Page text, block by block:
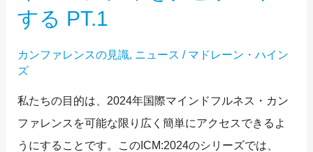
する PT.1
カンファレンスの見識, ニュース / マドレーン・ハイン
ズ
私たちの目的は、2024年国際マインドフルネス・カン
ファレンスを可能な限り広く簡単にアクセスできるよ
うにすることです。このICM:2024のシリーズでは、
イ
ー
シ
テ